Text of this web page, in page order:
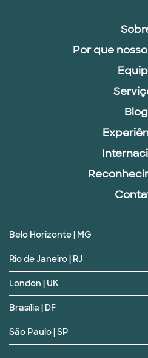
Por que
Blog
Belo Horizonte | MG
Rio de Janeiro | RJ
London | UK
Brasília | DF
São Paulo | SP